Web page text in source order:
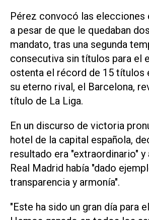
Pérez convocó las ⁠elecciones
a pesar de que le quedaban
mandato, tras una segunda
consecutiva sin títulos para el
ostenta el récord de 15 títulos
su eterno rival, el Barcelona,
título de La Liga.
En un ​discurso de victoria
hotel de la capital española,
resultado era "extraordinario"
‌Real Madrid había "dado
transparencia y armonía".
"Este ha sido un gran día ⁠para